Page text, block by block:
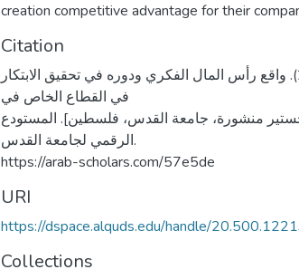
creation competitive advantage for their
Citation
رجبي، سمية عبد الحليم. (2022). واقع رأس المال الفكري ودوره في تحقيق الابتكار
في القطاع الخاص في
منشورة، جامعة القدس، فلسطين]. المستودع
الرقمي لجامعة القدس.
https://arab-scholars.com/57e5de
URI
https://dspace.alquds.edu/handle/
Collections